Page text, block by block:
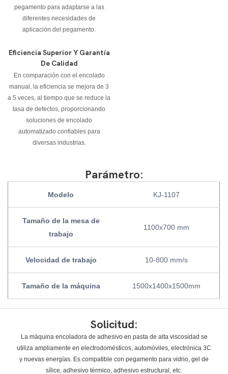
pegamento para adaptarse a las
diferentes necesidades de
aplicación del pegamento.
Eficiencia Superior Y Garantía
De Calidad
En comparación con el encolado
manual, la eficiencia se mejora de 3
a 5 veces, al tiempo que se reduce la
tasa de defectos, proporcionando
soluciones de encolado
automatizado confiables para
diversas industrias.
Parámetro:
Modelo KJ-1107
Tamaño de la mesa de
trabajo
1100x700 mm
Velocidad de trabajo 10-800 mm/s
Tamaño de la máquina 1500x1400x1500mm
Solicitud:
La máquina encoladora de adhesivo en pasta de alta viscosidad se
utiliza ampliamente en electrodomésticos, automóviles, electrónica 3C
y nuevas energías. Es compatible con pegamento para vidrio, gel de
sílice, adhesivo térmico, adhesivo estructural, etc.